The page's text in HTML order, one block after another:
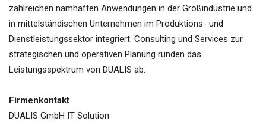
zahlreichen namhaften Anwendungen in der Großindustrie und
in mittelständischen Unternehmen im Produktions- und
Dienstleistungssektor integriert. Consulting und Services zur
strategischen und operativen Planung runden das
Leistungsspektrum von DUALIS ab.
Firmenkontakt
DUALIS GmbH IT Solution